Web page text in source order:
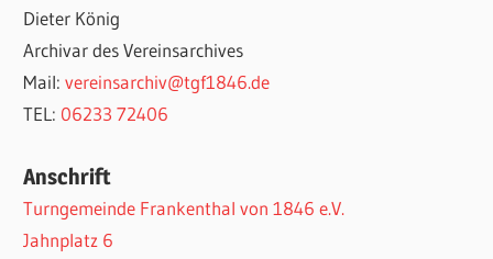
Dieter König
Archivar des Vereinsarchives
Mail:vereinsarchiv@tgf1846.de
TEL: 06233 72406
Anschrift
Turngemeinde Frankenthal von 1846 e.V.
Jahnplatz 6